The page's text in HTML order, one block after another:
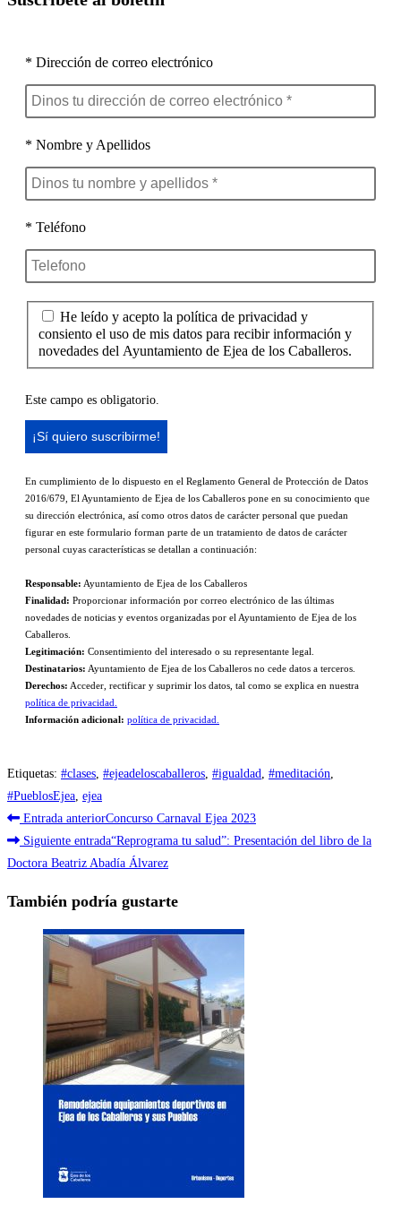
* Dirección de correo electrónico
* Nombre y Apellidos
* Teléfono
He leído y acepto la política de privacidad y
consiento el uso de mis datos para recibir información y
novedades del Ayuntamiento de Ejea de los Caballeros.
Este campo es obligatorio.
En cumplimiento de lo dispuesto en el Reglamento General de Protección de Datos
2016/679, El Ayuntamiento de Ejea de los Caballeros pone en su conocimiento que
su dirección electrónica, así como otros datos de carácter personal que puedan
figurar en este formulario forman parte de un tratamiento de datos de carácter
personal cuyas características se detallan a continuación:
Responsable: Ayuntamiento de Ejea de los Caballeros
Finalidad: Proporcionar información por correo electrónico de las últimas
novedades de noticias y eventos organizadas por el Ayuntamiento de Ejea de los
Caballeros.
Legitimación: Consentimiento del interesado o su representante legal.
Destinatarios: Ayuntamiento de Ejea de los Caballeros no cede datos a terceros.
Derechos: Acceder, rectificar y suprimir los datos, tal como se explica en nuestra
política de privacidad.
Información adicional: política de privacidad.
Etiquetas: #clases #ejeadeloscaballeros #igualdad #meditación
#PueblosEjea ejea
Leer
más
artículos
Entrada anteriorConcurso Carnaval Ejea 2023
Siguiente entrada“Reprograma tu salud”: Presentación del libro de la
Doctora Beatriz Abadía Álvarez
También podría gustarte